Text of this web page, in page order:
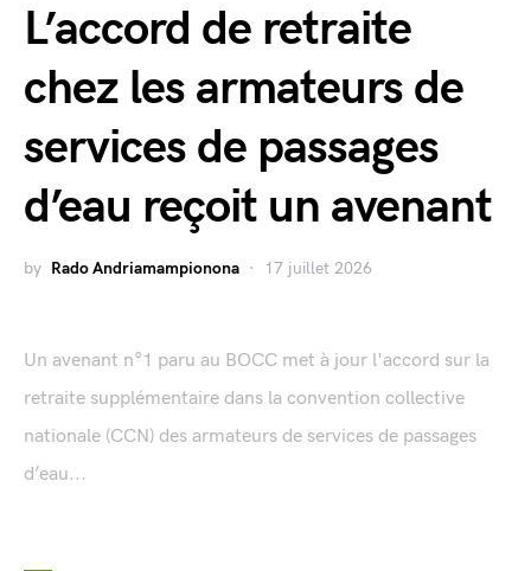
L’accord de retraite
chez les armateurs de
services de passages
d’eau reçoit un avenant
by Rado Andriamampionona 17 juillet 2026
Un avenant n°1 paru au BOCC met à jour l'accord sur la
retraite supplémentaire dans la convention collective
nationale (CCN) des armateurs de services de passages
d’eau...